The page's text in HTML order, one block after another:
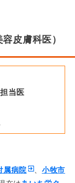
皮膚科医）
当医
属病院
小牧市